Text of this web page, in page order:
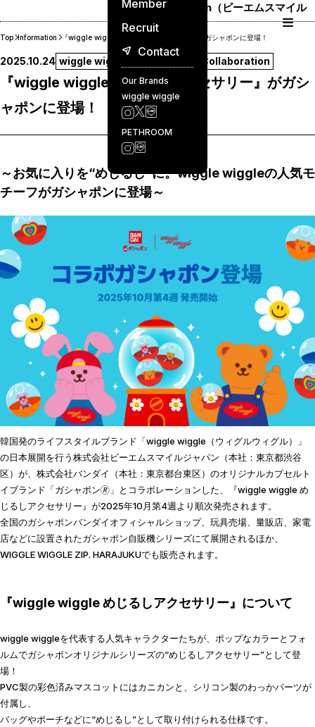
BM Smile Japan（ビーエムスマイル
ジャパン）
Member
Recruit
Contact
Our Brands
wiggle wiggle
PETHROOM
Top Information 『wiggle wiggle めじるしアクセサリー』がガシャポンに登場！
2025.10.24 wiggle wiggle Collaboration
『wiggle wiggle めじるしアクセサリー』がガシ
ャポンに登場！
～お気に入りを“めじるし”に。wiggle wiggleの人気モ
チーフがガシャポンに登場～
韓国発のライフスタイルブランド「wiggle wiggle（ウィグルウィグル）」
の日本展開を行う株式会社ビーエムスマイルジャパン（本社：東京都渋谷
区）が、株式会社バンダイ（本社：東京都台東区）のオリジナルカプセルト
イブランド「ガシャポン🄬」とコラボレーションした、『wiggle wiggle め
じるしアクセサリー』が2025年10月第4週より順次発売されます。
全国のガシャポンバンダイオフィシャルショップ、玩具売場、量販店、家電
店などに設置されたガシャポン自販機シリーズにて展開されるほか、
WIGGLE WIGGLE ZIP. HARAJUKUでも販売されます。
『wiggle wiggle めじるしアクセサリー』について
wiggle wiggleを代表する人気キャラクターたちが、ポップなカラーとフォ
ルムでガシャポンオリジナルシリーズの“めじるしアクセサリー”として登
場！
PVC製の彩色済みマスコットにはカニカンと、シリコン製のわっかパーツが
付属し、
バッグやポーチなどに“めじるし”として取り付けられる仕様です。